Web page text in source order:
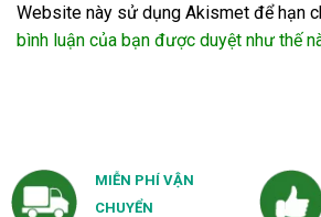
Website này sử dụng Akismet để hạn
bình luận của bạn được duyệt như thế
MIỄN PHÍ VẬN
CHUYỂN